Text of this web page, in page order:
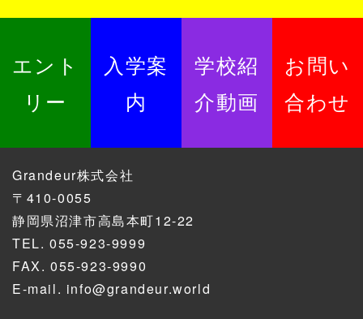
エント
リー
入学案
内
学校紹
介動画
お問い
合わせ
Grandeur株式会社
〒410-0055
静岡県沼津市高島本町12-22
TEL. 055-923-9999
FAX. 055-923-9990
E-mail. info@grandeur.world